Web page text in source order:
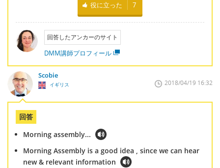
役に立った 7
回答したアンカーのサイト
DMM講師プロフィール
Scobie
イギリス 2018/04/19 16:32
回答
Morning assembly...
Morning Assembly is a good idea , since we can hear
new & relevant information